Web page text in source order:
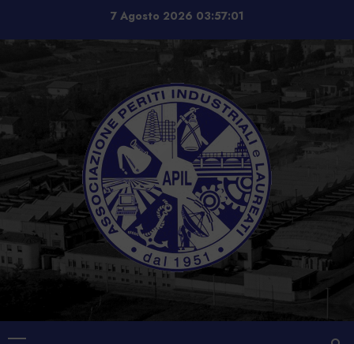
contenuto
7 Agosto 2026 03:57:02